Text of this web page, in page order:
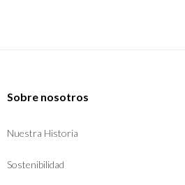
Sobre nosotros
Nuestra Historia
Sostenibilidad